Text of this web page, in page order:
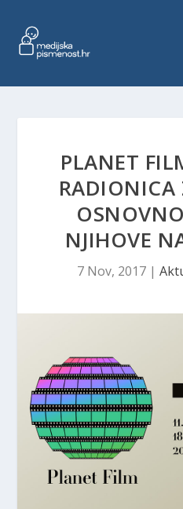
PLANET
RADIONICA
NJIHOVE
7 Nov, 2017 |